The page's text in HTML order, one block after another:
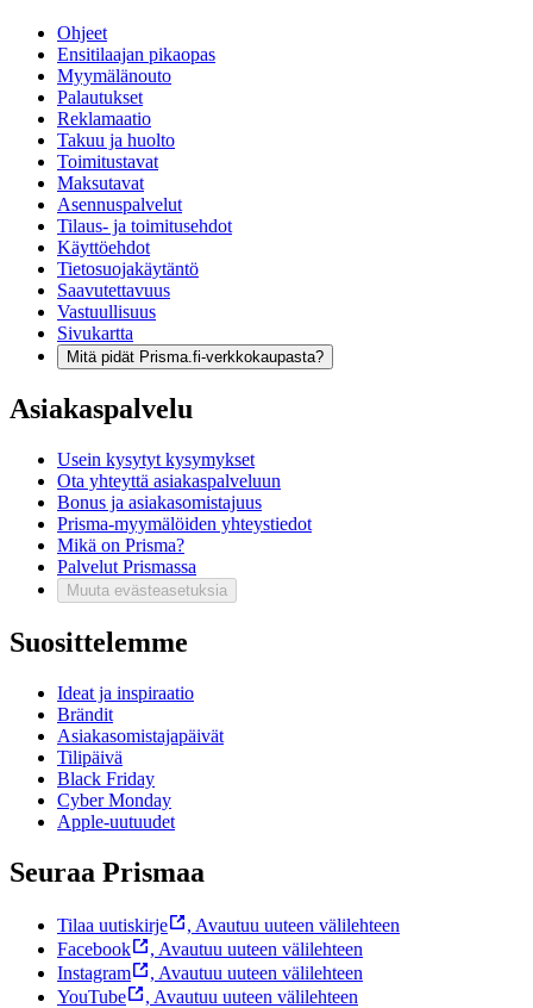
Ohjeet
Ensitilaajan pikaopas
Myymälänouto
Palautukset
Reklamaatio
Takuu ja huolto
Toimitustavat
Maksutavat
Asennuspalvelut
Tilaus- ja toimitusehdot
Käyttöehdot
Tietosuojakäytäntö
Saavutettavuus
Vastuullisuus
Sivukartta
Mitä pidät Prisma.fi-verkkokaupasta?
Asiakaspalvelu
Usein kysytyt kysymykset
Ota yhteyttä asiakaspalveluun
Bonus ja asiakasomistajuus
Prisma-myymälöiden yhteystiedot
Mikä on Prisma?
Palvelut Prismassa
Muuta evästeasetuksia
Suosittelemme
Ideat ja inspiraatio
Brändit
Asiakasomistajapäivät
Tilipäivä
Black Friday
Cyber Monday
Apple-uutuudet
Seuraa Prismaa
Tilaa uutiskirje , Avautuu uuteen välilehteen
Facebook
, Avautuu uuteen välilehteen
Instagram
, Avautuu uuteen välilehteen
YouTube
, Avautuu uuteen välilehteen